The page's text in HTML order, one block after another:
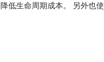
低生命周期成本。 另外也使